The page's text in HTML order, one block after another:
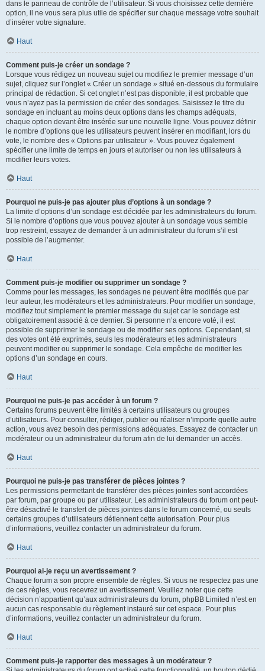
dans le panneau de contrôle de l’utilisateur. Si vous choisissez cette dernière
option, il ne vous sera plus utile de spécifier sur chaque message votre souhait
d’insérer votre signature.
Haut
Comment puis-je créer un sondage ?
Lorsque vous rédigez un nouveau sujet ou modifiez le premier message d’un
sujet, cliquez sur l’onglet « Créer un sondage » situé en-dessous du formulaire
principal de rédaction. Si cet onglet n’est pas disponible, il est probable que
vous n’ayez pas la permission de créer des sondages. Saisissez le titre du
sondage en incluant au moins deux options dans les champs adéquats,
chaque option devant être insérée sur une nouvelle ligne. Vous pouvez définir
le nombre d’options que les utilisateurs peuvent insérer en modifiant, lors du
vote, le nombre des « Options par utilisateur ». Vous pouvez également
spécifier une limite de temps en jours et autoriser ou non les utilisateurs à
modifier leurs votes.
Haut
Pourquoi ne puis-je pas ajouter plus d’options à un sondage ?
La limite d’options d’un sondage est décidée par les administrateurs du forum.
Si le nombre d’options que vous pouvez ajouter à un sondage vous semble
trop restreint, essayez de demander à un administrateur du forum s’il est
possible de l’augmenter.
Haut
Comment puis-je modifier ou supprimer un sondage ?
Comme pour les messages, les sondages ne peuvent être modifiés que par
leur auteur, les modérateurs et les administrateurs. Pour modifier un sondage,
modifiez tout simplement le premier message du sujet car le sondage est
obligatoirement associé à ce dernier. Si personne n’a encore voté, il est
possible de supprimer le sondage ou de modifier ses options. Cependant, si
des votes ont été exprimés, seuls les modérateurs et les administrateurs
peuvent modifier ou supprimer le sondage. Cela empêche de modifier les
options d’un sondage en cours.
Haut
Pourquoi ne puis-je pas accéder à un forum ?
Certains forums peuvent être limités à certains utilisateurs ou groupes
d’utilisateurs. Pour consulter, rédiger, publier ou réaliser n’importe quelle autre
action, vous avez besoin des permissions adéquates. Essayez de contacter un
modérateur ou un administrateur du forum afin de lui demander un accès.
Haut
Pourquoi ne puis-je pas transférer de pièces jointes ?
Les permissions permettant de transférer des pièces jointes sont accordées
par forum, par groupe ou par utilisateur. Les administrateurs du forum ont peut-
être désactivé le transfert de pièces jointes dans le forum concerné, ou seuls
certains groupes d’utilisateurs détiennent cette autorisation. Pour plus
d’informations, veuillez contacter un administrateur du forum.
Haut
Pourquoi ai-je reçu un avertissement ?
Chaque forum a son propre ensemble de règles. Si vous ne respectez pas une
de ces règles, vous recevrez un avertissement. Veuillez noter que cette
décision n’appartient qu’aux administrateurs du forum, phpBB Limited n’est en
aucun cas responsable du règlement instauré sur cet espace. Pour plus
d’informations, veuillez contacter un administrateur du forum.
Haut
Comment puis-je rapporter des messages à un modérateur ?